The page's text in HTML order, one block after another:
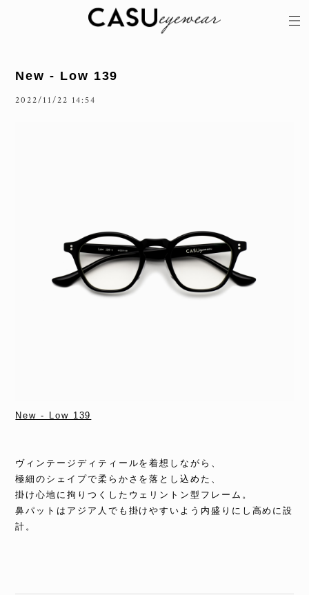
New - Low 139
2022/11/22 14:54
New - Low 139
ヴィンテージディティールを着想しながら、
極細のシェイプで柔らかさを落とし込めた、
掛け心地に拘りつくしたウェリントン型フレーム。
鼻パットはアジア人でも掛けやすいよう内盛りにし高めに設
計。